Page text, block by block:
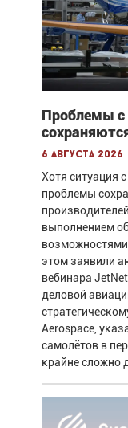
Проблемы с
6 августа 2026
Хотя ситуация
проблемы
выполнением
этом заявили
вебинара
деловой
Aerospace,
самолётов в
крайне сложно